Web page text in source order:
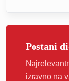
Postani
izravno na